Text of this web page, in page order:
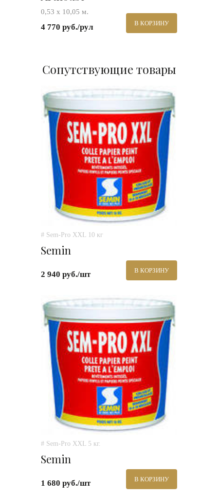
0,53 х 10,05 м.
4 770 руб./рул В КОРЗИНУ
Сопутствующие товары
# Sem-Pro XXL 10 кг
Semin
2 940 руб./шт В КОРЗИНУ
# Sem-Pro XXL 5 кг.
Semin
1 680 руб./шт В КОРЗИНУ